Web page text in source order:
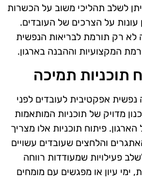
לשלב תהליכי משוב על הכשרות
עונות על הצרכים של העובדים.
רק תורמת לבריאות הנפשית
המקצועיות וההבנה בארגון.
תוכניות תמיכה
נפשית אפקטיבית לעובדים לפני
מדויק של תוכניות המותאמות
פיתוח תוכניות אלו מצריך
והלחצים שעובדים עשויים
פעילויות שמעודדות רווחה
ימי עיון או מפגשים עם מומחים